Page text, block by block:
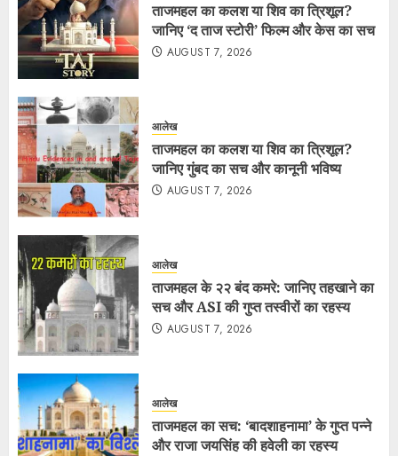
ताजमहल का कलश या शिव का त्रिशूल?
जानिए ‘द ताज स्टोरी’ फिल्म और केस का सच
AUGUST 7, 2026
आलेख
ताजमहल का कलश या शिव का त्रिशूल?
जानिए गुंबद का सच और कानूनी भविष्य
AUGUST 7, 2026
आलेख
ताजमहल के २२ बंद कमरे: जानिए तहखाने का
सच और ASI की गुप्त तस्वीरों का रहस्य
AUGUST 7, 2026
आलेख
ताजमहल का सच: ‘बादशाहनामा’ के गुप्त पन्ने
और राजा जयसिंह की हवेली का रहस्य